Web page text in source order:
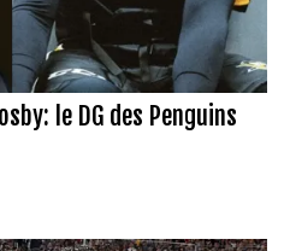
le DG des Penguins